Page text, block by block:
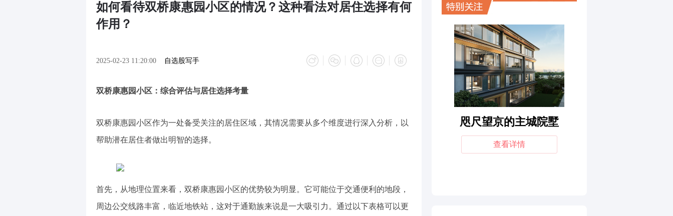
如何看待双桥康惠园小区的情况？这种看法对居住选择有何
作用？
2025-02-23 11:20:00 自选股写手
双桥康惠园小区：综合评估与居住选择考量
双桥康惠园小区作为一处备受关注的居住区域，其情况需要从多个维度进行深入分析，以
帮助潜在居住者做出明智的选择。
首先，从地理位置来看，双桥康惠园小区的优势较为明显。它可能位于交通便利的地段，
周边公交线路丰富，临近地铁站，这对于通勤族来说是一大吸引力。通过以下表格可以更